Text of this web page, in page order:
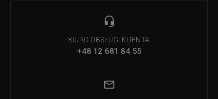
BIURO OBSŁUGI KLIENTA
+48 12 681 84 55